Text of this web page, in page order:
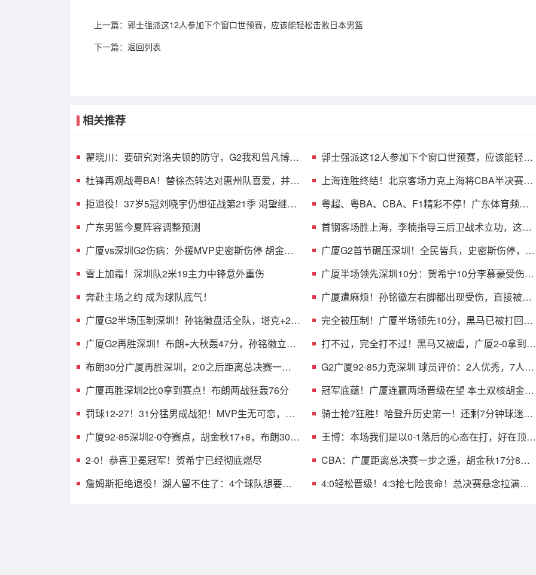
上一篇： 郭士强派这12人参加下个窗口世预赛，应该能轻松击败日本男篮
下一篇： 返回列表
相关推荐
翟晓川：要研究对洛夫顿的防守，G2我和曾凡博的
郭士强派这12人参加下个窗口世预赛，应该能轻松
杜锋再观战粤BA！替徐杰转达对惠州队喜爱，并与
上海连胜终结！北京客场力克上海将CBA半决赛大
拒退役！37岁5冠刘晓宇仍想征战第21季 渴望继续
粤超、粤BA、CBA、F1精彩不停！广东体育频道
广东男篮今夏阵容调整预测
首钢客场胜上海，李楠指导三后卫战术立功，这阵
广厦vs深圳G2伤病：外援MVP史密斯伤停 胡金秋
广厦G2首节碾压深圳！全民皆兵，史密斯伤停，贺
雪上加霜！深圳队2米19主力中锋意外重伤
广厦半场领先深圳10分：贺希宁10分李慕豪受伤
奔赴主场之约 成为球队底气！
广厦遭麻烦！孙铭徽左右脚都出现受伤，直接被背
广厦G2半场压制深圳！孙铭徽盘活全队，塔克+2首
完全被压制！广厦半场领先10分，黑马已被打回原
广厦G2再胜深圳！布朗+大秋轰47分，孙铭徽立竿
打不过，完全打不过！黑马又被虐，广厦2-0拿到赛
布朗30分广厦再胜深圳，2:0之后距离总决赛一步
G2广厦92-85力克深圳 球员评价：2人优秀，7人及
广厦再胜深圳2比0拿到赛点！布朗两战狂轰76分
冠军底蕴！广厦连赢两场晋级在望 本土双核胡金秋
罚球12-27！31分猛男成战犯！MVP生无可恋，深
骑士抢7狂胜！哈登升历史第一！还剩7分钟球迷走
广厦92-85深圳2-0夺赛点，胡金秋17+8，布朗30
王博：本场我们是以0-1落后的心态在打，好在顶住
2-0！恭喜卫冕冠军！贺希宁已经彻底燃尽
CBA：广厦距离总决赛一步之遥，胡金秋17分8板
詹姆斯拒绝退役！湖人留不住了：4个球队想要
4:0轻松晋级！4:3抢七险丧命！总决赛悬念拉满，